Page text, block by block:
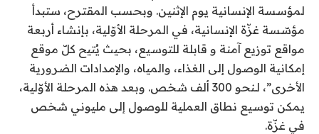
لمؤسسة الإنسانية يوم الإثنين. وبحسب المقترح، ستبدأ
مؤسّسة غزّة الإنسانية، في المرحلة الأوّلية، بإنشاء أربعة
مواقع توزيع آمنة و قابلة للتوسيع، بحيث يُتيح كلّ موقع
إمكانية الوصول إلى الغذاء، والمياه، والإمدادات الضرورية
الأخرى”، لـنحو 300 ألف شخص. وبعد هذه المرحلة الأوّلية،
يمكن توسيع نطاق العملية للوصول إلى مليوني شخص
في غزّة.